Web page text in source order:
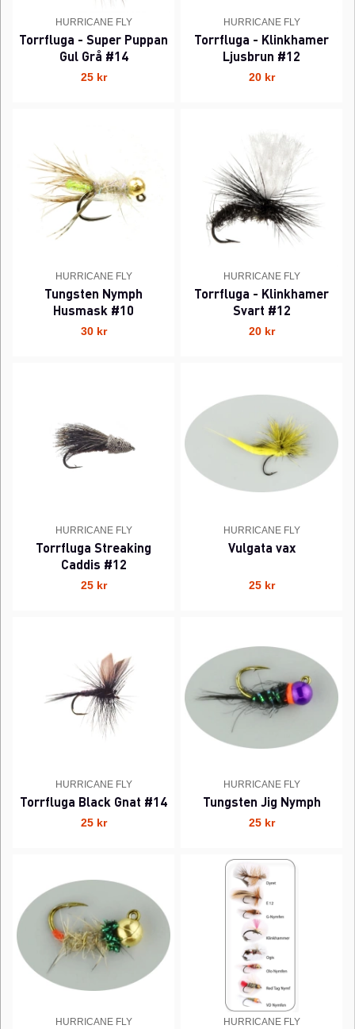
HURRICANE FLY
Torrfluga - Super Puppan
Gul Grå #14
25 kr
HURRICANE FLY
Torrfluga - Klinkhamer
Ljusbrun #12
20 kr
HURRICANE FLY
Tungsten Nymph
Husmask #10
30 kr
HURRICANE FLY
Torrfluga - Klinkhamer
Svart #12
20 kr
HURRICANE FLY
Torrfluga Streaking
Caddis #12
25 kr
HURRICANE FLY
Vulgata vax
25 kr
HURRICANE FLY
Torrfluga Black Gnat #14
25 kr
HURRICANE FLY
Tungsten Jig Nymph
25 kr
HURRICANE FLY HURRICANE FLY